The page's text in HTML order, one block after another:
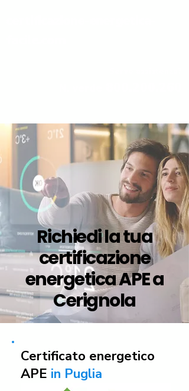
Richiedi la tua
certificazione
energetica APE a
Cerignola
Certificato energetico
APE in Puglia